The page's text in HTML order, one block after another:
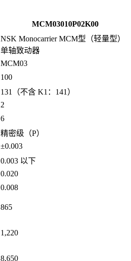
MCM03010P02K00
NSK Monocarrier MCM型（轻量型）
单轴致动器
MCM03
100
131（不含 K1：141）
2
6
精密级（P）
±0.003
0.003 以下
0.020
0.008
865
1,220
8,650